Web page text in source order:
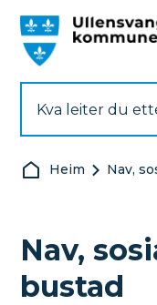
Du er her:
Heim Nav,
Nav,
bustad